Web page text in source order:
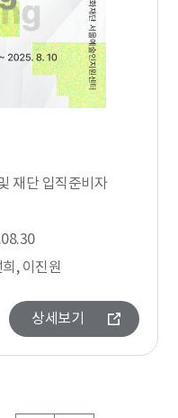
재단 입직준비자
, 이진원
상세보기